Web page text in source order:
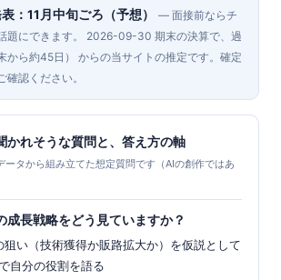
：11月中旬ごろ（予想）
— 面接前ならチ
題にできます。 2026-09-30 期末の決算で、過
から約45日） からの当サイトの推定です。確定
確認ください。
かれそうな質問と、答え方の軸
ータから組み立てた想定質問です（AIの創作ではあ
成長戦略をどう見ていますか？
い（技術獲得か販路拡大か）を仮説として
自分の役割を語る